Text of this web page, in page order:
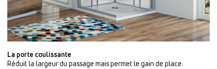
La porte coulissante
Réduit la largeur du passage mais permet le gain de place.